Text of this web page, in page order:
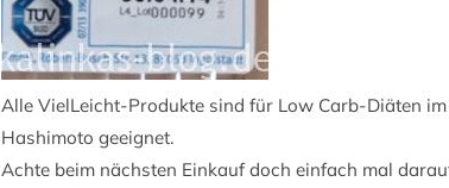
Alle VielLeicht-Produkte sind für Low Carb-Diäten
Hashimoto geeignet.
Achte beim nächsten Einkauf doch einfach mal